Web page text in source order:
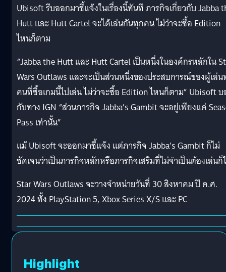
Ubisoft รีบออกมาชี้แจ้งในเรื่องนี้ทันที ภารกิจเกี่ยวกับ Jabba
Hutt และ Hutt Cartel จะได้เล่นกันทุกคน ไม่ว่าจะซื้อ Edition
ไหนก็ตาม
“Jabba the Hutt และ Hutt Cartel เป็นหนึ่งในองค์กรหลักใน
Wars Outlaws และจะเป็นส่วนหนึ่งของประสบการณ์ของผู้เล่
คนที่ซื้อเกมนี้ไปเล่น ไม่ว่าจะซื้อ Edition ไหนก็ตาม” Ubisoft
กับทาง IGN “ส่วนภารกิจ Jabba’s Gambit จะอยู่เพียงแค่
Pass เท่านั้น”
แม้ Ubisoft จะออกมาชี้แจ้ง แต่ภารกิจ Jabba’s Gambit ก็ไม่
ชัดเจนว่าเป็นภารกิจหลักหรือภารกิจเสริมที่ไม่จำเป็นต้องเล่นก็
Star Wars Outlaws จะวางจำหน่ายวันที่ 30 สิงหาคม ปี ค.ศ.
2024 ทั้ง PlayStation 5, Xbox Series X/S และ PC
Highlight